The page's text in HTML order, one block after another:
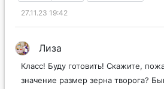
27.11.23 19:42
Лиза
Класс! Буду готовить! Скажите,
значение размер зерна творога?